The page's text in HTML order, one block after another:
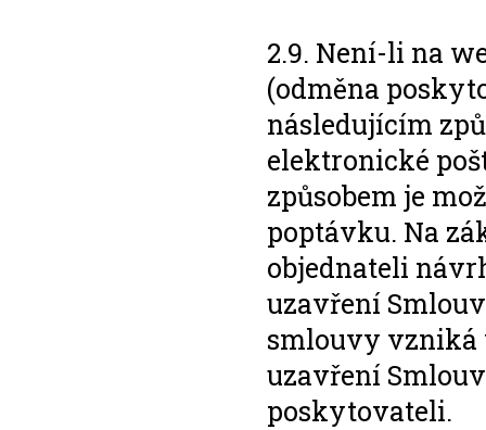
2.9. Není-li na
(odměna
následujícím
elektronické
způsobem je
poptávku. Na
objednateli
uzavření
smlouvy vzniká
uzavření
poskytovateli.